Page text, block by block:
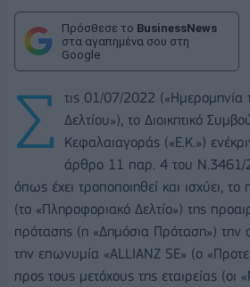
Πρόσθεσε το BusinessNews
στα αγαπημένα σου στη
Google
Σ
τις 01/07/2022 («Ημερομηνία
Δελτίου»), το Διοικητικό
Κεφαλαιαγοράς («Ε.Κ.»)
άρθρο 11 παρ. 4 του Ν.3461/
όπως έχει τροποποιηθεί και ισχύει,
(το «Πληροφοριακό Δελτίο») της
πρότασης (η «Δημόσια Πρόταση») την
την επωνυμία «ALLIANZ SE» (ο
προς τους μετόχους της εταιρείας (οι